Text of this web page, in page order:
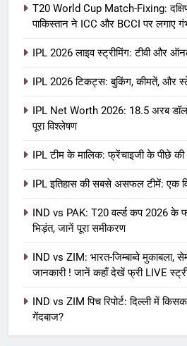
T20 World Cup Match-Fixing:
पाकिस्तान ने ICC और BCCI पर लगाए
IPL 2026 लाइव स्ट्रीमिंग: टीवी और
IPL 2026 टिकट्स: बुकिंग, कीमतें, और
IPL Net Worth 2026: 18.5 अरब
पूरा विश्लेषण
IPL टीम के मालिक: फ्रेंचाइजी के पीछे
IPL इतिहास की सबसे असफल टीमें: एक
IND vs PAK: T20 वर्ल्ड कप 2026 के
भिड़ंत, जानें पूरा समीकरण
IND vs ZIM: भारत-जिम्बाब्वे मुकाबला,
जानकारी ! जानें कहाँ देखें फ्री LIVE
IND vs ZIM पिच रिपोर्ट: दिल्ली में
गेंदबाज?
IPL Net
आईपीएल 2026
IPL टीम के
असली ताकत
आईपीएल 2026
IPL इतिहास